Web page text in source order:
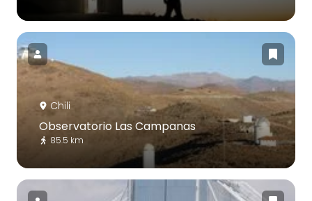
Chili
Observatorio Las Campanas
85.5 km